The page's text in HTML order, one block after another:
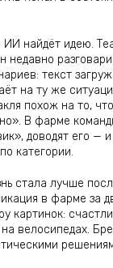
найдёт идею.
недавно
текст
на ту же
похож на то,
В фарме
доводят его —
категории.
стала лучше
в фарме за
картинок:
велосипедах.